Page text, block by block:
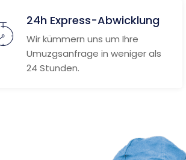
24h Express-Abwicklung
Wir kümmern uns um Ihre
Umuzgsanfrage in weniger als
24 Stunden.